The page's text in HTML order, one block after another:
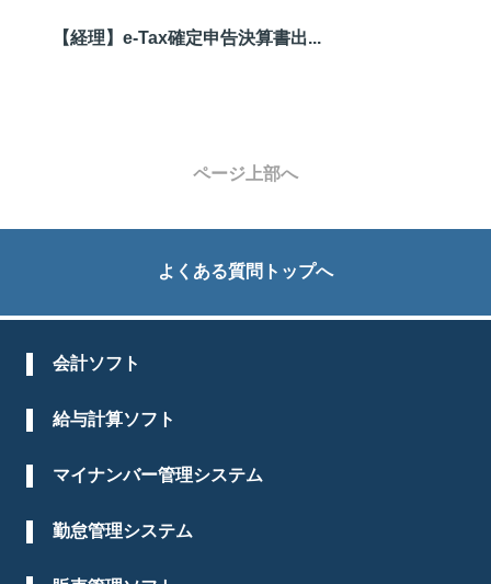
【経理】e-Tax確定申告決算書出...
ページ上部へ
よくある質問トップへ
会計ソフト
給与計算ソフト
マイナンバー管理システム
勤怠管理システム